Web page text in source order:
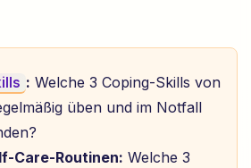
: Welche 3 Coping-Skills von
üben und im Notfall
Care-Routinen: Welche 3